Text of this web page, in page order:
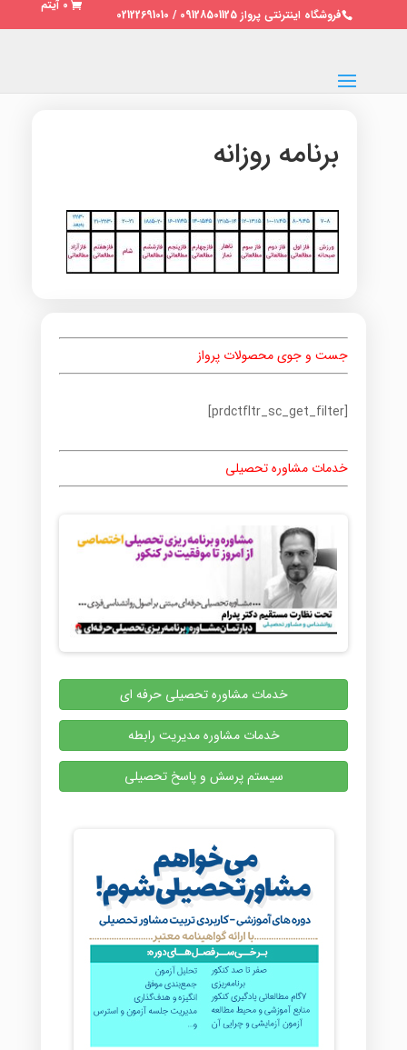
فروشگاه اینترنتی پرواز 09128501125 / 02122691010
0 آیتم
برنامه روزانه
جست و جوی محصولات پرواز
[prdctfltr_sc_get_filter]
خدمات مشاوره تحصیلی
خدمات مشاوره تحصیلی حرفه ای
خدمات مشاوره مدیریت رابطه
سیستم پرسش و پاسخ تحصیلی